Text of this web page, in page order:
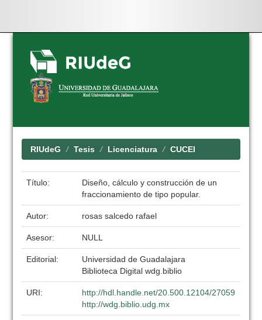
Skip
navigation
RIUdeG Tesis Licenciatura CUCEI
Título:
Diseño, cálculo y construcción de un
fraccionamiento de tipo popular.
Autor: rosas salcedo rafael
Asesor: NULL
Editorial:
Universidad de Guadalajara
Biblioteca Digital wdg.biblio
URI:
http://hdl.handle.net/20.500.12104/27059
http://wdg.biblio.udg.mx